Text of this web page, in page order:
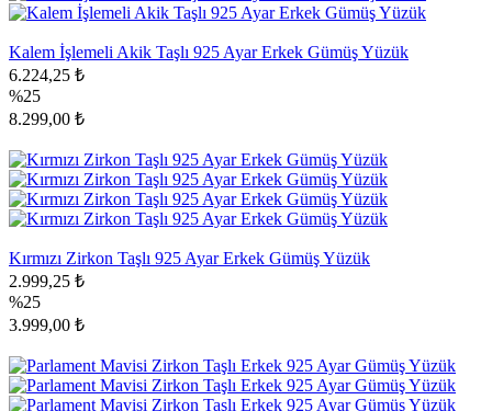
Kalem İşlemeli Akik Taşlı 925 Ayar Erkek Gümüş Yüzük
6.224,25 ₺
%25
8.299,00 ₺
Kırmızı Zirkon Taşlı 925 Ayar Erkek Gümüş Yüzük
2.999,25 ₺
%25
3.999,00 ₺